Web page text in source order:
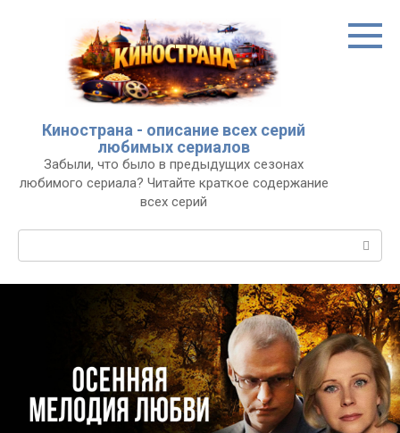
Кинострана - описание всех серий
любимых сериалов
Забыли, что было в предыдущих сезонах
любимого сериала? Читайте краткое содержание
всех серий